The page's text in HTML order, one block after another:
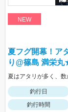
NEW
夏フグ開幕！ア
り@篠島 満栄
釣行日
釣行時間